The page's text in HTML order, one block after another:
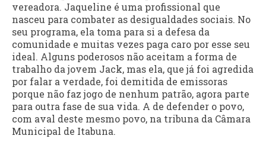
vereadora. Jaqueline é uma profissional que
nasceu para combater as desigualdades sociais. No
seu programa, ela toma para si a defesa da
comunidade e muitas vezes paga caro por esse seu
ideal. Alguns poderosos não aceitam a forma de
trabalho da jovem Jack, mas ela, que já foi agredida
por falar a verdade, foi demitida de emissoras
porque não faz jogo de nenhum patrão, agora parte
para outra fase de sua vida. A de defender o povo,
com aval deste mesmo povo, na tribuna da Câmara
Municipal de Itabuna.